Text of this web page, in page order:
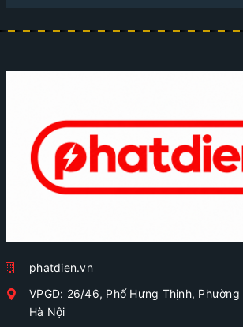
phatdien.vn
VPGD: 26/46, Phố Hưng Thịnh, Phường
Hà Nội